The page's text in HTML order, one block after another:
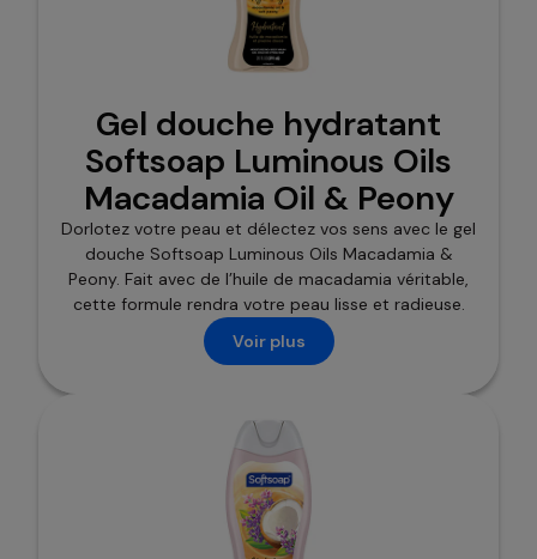
Gel douche hydratant
Softsoap Luminous Oils
Macadamia Oil & Peony
Dorlotez votre peau et délectez vos sens avec le gel
douche Softsoap Luminous Oils Macadamia &
Peony. Fait avec de l’huile de macadamia véritable,
cette formule rendra votre peau lisse et radieuse.
Voir plus